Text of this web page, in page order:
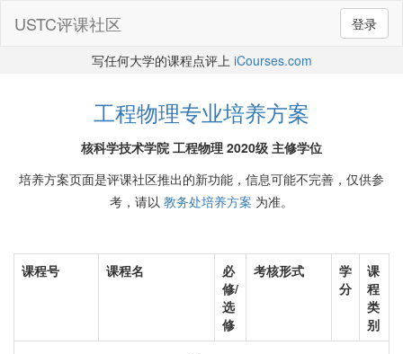
登录
USTC评课社区
写任何大学的课程点评上 iCourses.com
工程物理专业培养方案
核科学技术学院 工程物理 2020级 主修学位
培养方案页面是评课社区推出的新功能，信息可能不完善，仅供参
考，请以 教务处培养方案 为准。
课程号 课程名
必
修/
选
修
考核形式
学
分
课
程
类
别